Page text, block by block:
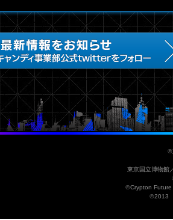
©
東京国立博物館
©Crypton
©2013